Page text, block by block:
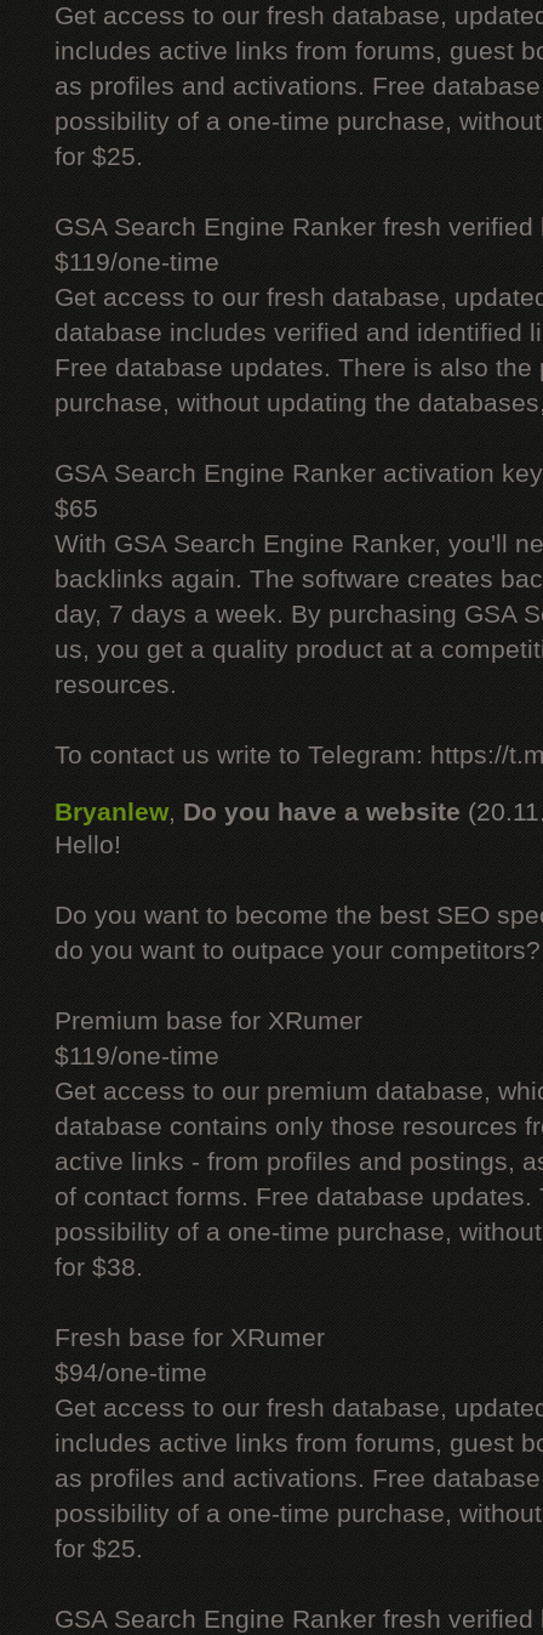
Get access to our fresh database,
includes active links from forums, guest
as profiles and activations. Free
possibility of a one-time purchase,
for $25.
GSA Search Engine Ranker fresh verified
$119/one-time
Get access to our fresh database,
database includes verified and identified
Free database updates. There is also
purchase, without updating the
GSA Search Engine Ranker activation key
$65
With GSA Search Engine Ranker, you'll
backlinks again. The software creates
day, 7 days a week. By purchasing GSA
us, you get a quality product at a
resources.
To contact us write to Telegram: https://
Bryanlew, Do you have a website
Hello!
Do you want to become the best SEO
do you want to outpace your competitors?
Premium base for XRumer
$119/one-time
Get access to our premium database,
database contains only those resources
active links - from profiles and postings,
of contact forms. Free database updates.
possibility of a one-time purchase,
for $38.
Fresh base for XRumer
$94/one-time
Get access to our fresh database,
includes active links from forums, guest
as profiles and activations. Free
possibility of a one-time purchase,
for $25.
GSA Search Engine Ranker fresh verified